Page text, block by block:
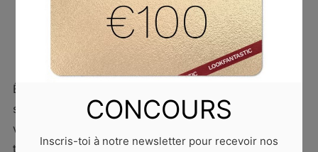
LES AUTRES ET TOI
Ce que les expats en ont marre d’entendre
13 septembre 2023 byLaura D. 0 comments
Être expat, c’est clairement trop cool. Surtout si tu vis
sur une île au soleil ! Apéros afterwork sur la plage,
vue sur la mer tous les jours, météo clémente quasi
toute l’année… Mais peu importe le pays, il y a une
CONCOURS
Inscris-toi à notre newsletter pour recevoir nos